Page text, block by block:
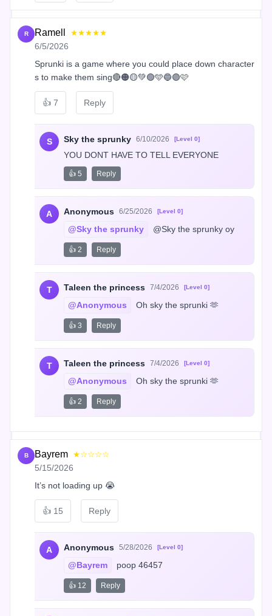
R Ramell ★★★★★
6/5/2026
Sprunki is a game where you could place down character
s to make them sing🔴🟠🟡💚🟢🩵🔵🟣🩷
👍 7 Reply
S Sky the sprunky 6/10/2026 [Level 0]
YOU DONT HAVE TO TELL EVERYONE
👍 5 Reply
A Anonymous 6/25/2026 [Level 0]
@Sky the sprunky @Sky the sprunky oy
👍 2 Reply
T Taleen the princess 7/4/2026 [Level 0]
@Anonymous Oh sky the sprunki 🫶
👍 3 Reply
T Taleen the princess 7/4/2026 [Level 0]
@Anonymous Oh sky the sprunki 🫶
👍 2 Reply
B Bayrem ★☆☆☆☆
5/15/2026
It’s not loading up 😭
👍 15 Reply
A Anonymous 5/28/2026 [Level 0]
@Bayrem poop 46457
👍 12 Reply